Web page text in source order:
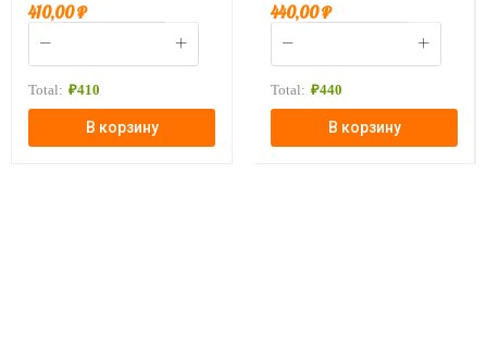
410,00₽
Total: ₽410
В корзину
440,00₽
Total: ₽440
В корзину